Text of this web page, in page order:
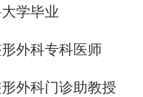
学毕业
外科专科医师
外科门诊助教授